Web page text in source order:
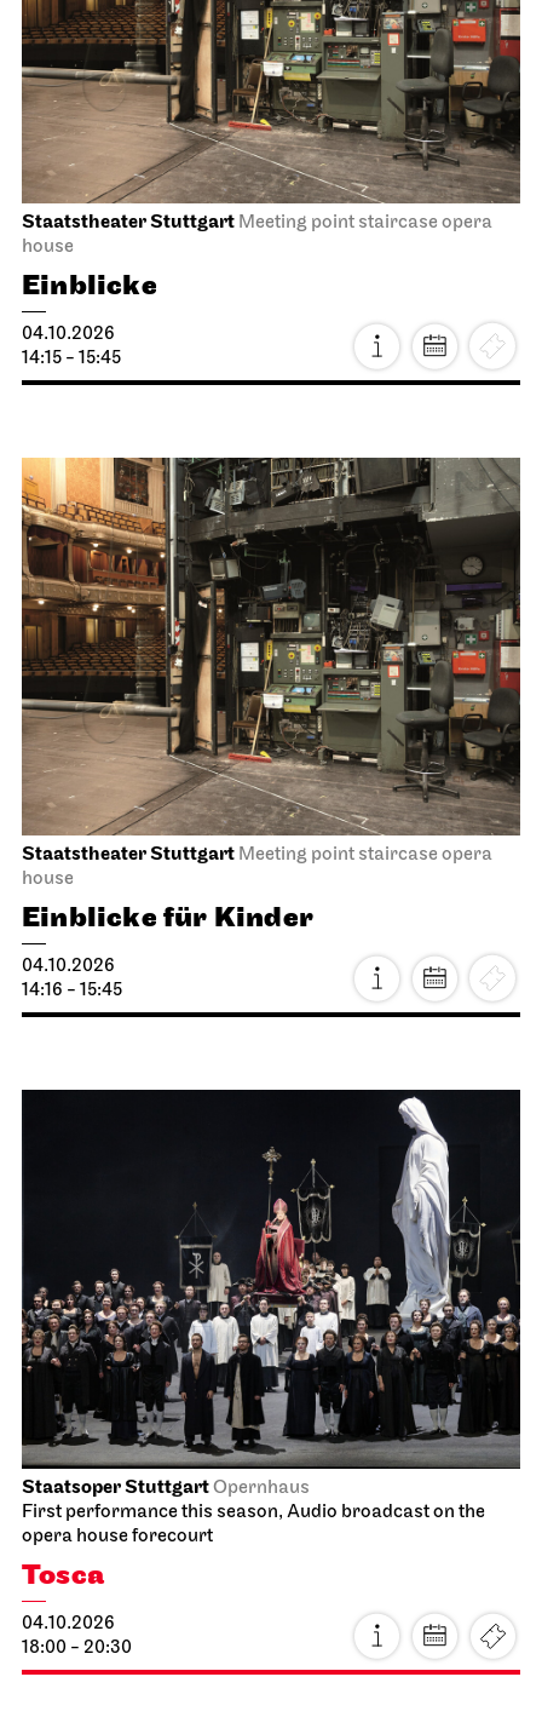
Staatstheater Stuttgart Meeting point staircase opera
house
Einblicke
04.10.2026
14:15 - 15:45
Staatstheater Stuttgart Meeting point staircase opera
house
Einblicke für Kinder
04.10.2026
14:16 - 15:45
Staatsoper StuttgartOpernhaus
First performance this season, Audio broadcast on the
opera house forecourt
Tosca
04.10.2026
18:00 - 20:30